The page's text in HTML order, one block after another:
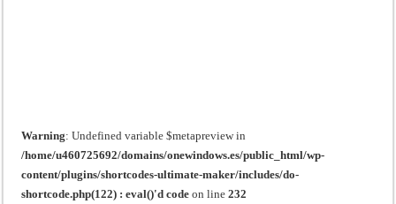
Warning: Undefined variable $metapreview in
/home/u460725692/domains/onewindows.es/public_html/wp-
content/plugins/shortcodes-ultimate-maker/includes/do-
shortcode.php(122) : eval()'d code on line232